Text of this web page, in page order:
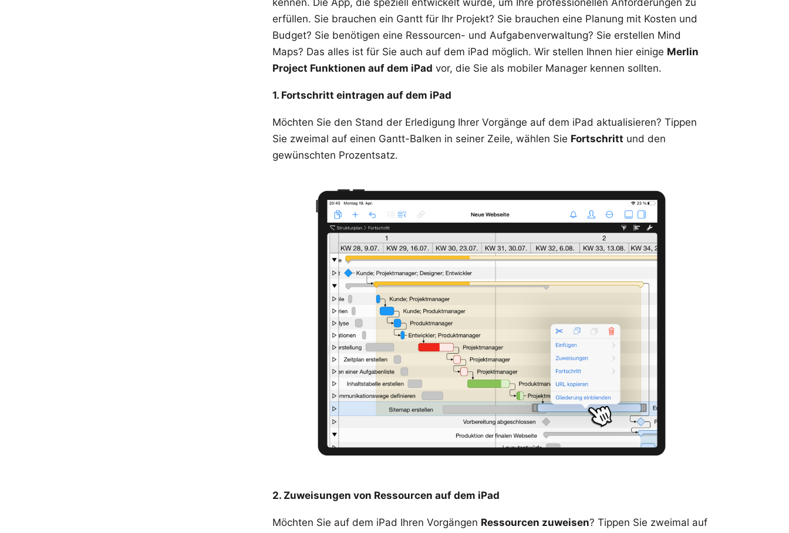
kennen. Die App, die speziell entwickelt wurde, um Ihre professionellen Anforderungen zu
erfüllen. Sie brauchen ein Gantt für Ihr Projekt? Sie brauchen eine Planung mit Kosten und
Budget? Sie benötigen eine Ressourcen- und Aufgabenverwaltung? Sie erstellen Mind
Maps? Das alles ist für Sie auch auf dem iPad möglich. Wir stellen Ihnen hier einige Merlin
Project Funktionen auf dem iPad vor, die Sie als mobiler Manager kennen sollten.
1. Fortschritt eintragen auf dem iPad
Möchten Sie den Stand der Erledigung Ihrer Vorgänge auf dem iPad aktualisieren? Tippen
Sie zweimal auf einen Gantt-Balken in seiner Zeile, wählen Sie Fortschritt und den
gewünschten Prozentsatz.
2. Zuweisungen von Ressourcen auf dem iPad
Möchten Sie auf dem iPad Ihren Vorgängen Ressourcen zuweisen? Tippen Sie zweimal auf